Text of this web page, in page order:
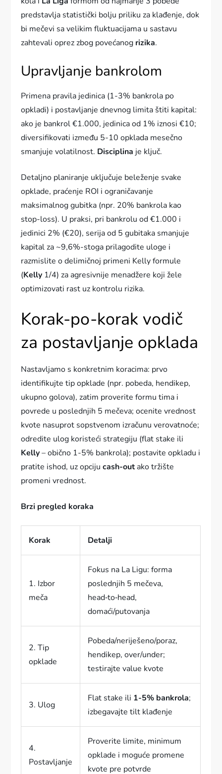
predstavlja statistički bolju priliku za klađenje, dok
bi mečevi sa velikim fluktuacijama u sastavu
zahtevali oprez zbog povećanog rizika.
Upravljanje bankrolom
Primena pravila jedinica (1-3% bankrola po
opkladi) i postavljanje dnevnog limita štiti kapital:
ako je bankrol €1.000, jedinica od 1% iznosi €10;
diversifikovati između 5-10 opklada mesečno
smanjuje volatilnost. Disciplina je ključ.
Detaljno planiranje uključuje beleženje svake
opklade, praćenje ROI i ograničavanje
maksimalnog gubitka (npr. 20% bankrola kao
stop-loss). U praksi, pri bankrolu od €1.000 i
jedinici 2% (€20), serija od 5 gubitaka smanjuje
kapital za ~9,6%-stoga prilagodite uloge i
razmislite o delimičnoj primeni Kelly formule
(Kelly 1/4) za agresivnije menadžere koji žele
optimizovati rast uz kontrolu rizika.
Korak-po-korak vodič
za postavljanje opklada
Nastavljamo s konkretnim koracima: prvo
identifikujte tip opklade (npr. pobeda, hendikep,
ukupno golova), zatim proverite formu tima i
povrede u poslednjih 5 mečeva; ocenite vrednost
kvote nasuprot sopstvenom izračunu verovatnoće;
odredite ulog koristeći strategiju (flat stake ili
Kelly– obično 1-5% bankrola); postavite opkladu i
pratite ishod, uz opcijucash-outako tržište
promeni vrednost.
Brzi pregled koraka
Korak Detalji
1. Izbor
meča
Fokus na La Ligu: forma
poslednjih 5 mečeva,
head‑to‑head,
domaći/putovanja
2. Tip
opklade
Pobeda/neriješeno/poraz,
hendikep, over/under;
testirajte value kvote
3. Ulog
Flat stake ili 1-5% bankrola;
izbegavajte tilt klađenje
4.
Postavljanje
Proverite limite, minimum
opklade i moguće promene
kvote pre potvrde